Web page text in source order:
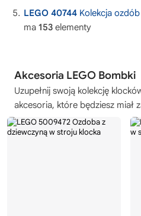
LEGO 40744 Kolekcja
ma 153 elementy
Akcesoria LEGO Bombki
Uzupełnij swoją kolekcję
akcesoria, które będziesz miał